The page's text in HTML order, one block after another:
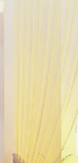
选之地。如